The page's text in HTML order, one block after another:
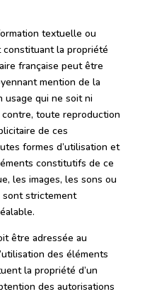
textuelle ou
la propriété
française peut être
mention de la
usage qui ne soit ni
toute reproduction
de ces
formes d’utilisation et
constitutifs de ce
les images, les sons ou
sont strictement
être adressée au
des éléments
la propriété d’un
des autorisations